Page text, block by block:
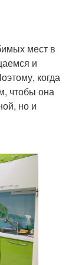
интерьере
в доме
интерьере
мест в
и
когда
чтобы она
но и